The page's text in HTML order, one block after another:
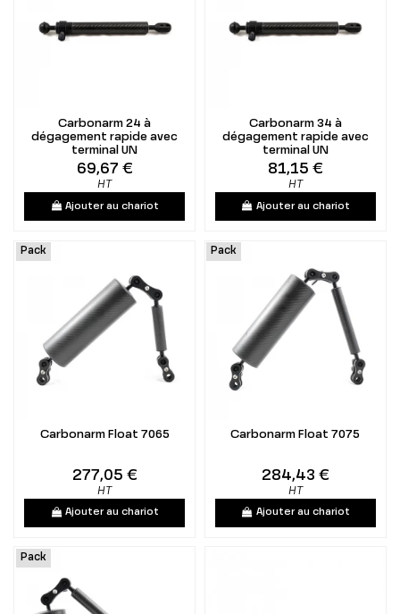
Carbonarm 24 à
dégagement rapide avec
terminal UN
69,67 €
HT
Ajouter au chariot
Carbonarm 34 à
dégagement rapide avec
terminal UN
81,15 €
HT
Ajouter au chariot
Pack
Carbonarm Float 7065
277,05 €
HT
Ajouter au chariot
Pack
Carbonarm Float 7075
284,43 €
HT
Ajouter au chariot
Pack